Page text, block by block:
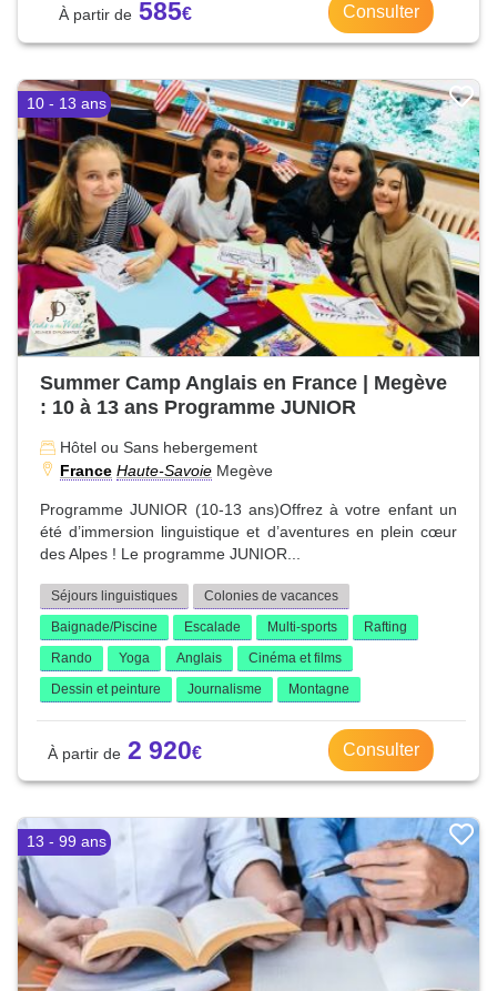
585 Consulter
10 - 13 ans
Summer Camp Anglais en France | Megève
: 10 à 13 ans Programme JUNIOR
Hôtel ou Sans hebergement
France Haute-Savoie Megève
Programme JUNIOR (10-13 ans)Offrez à votre enfant un
été d’immersion linguistique et d’aventures en plein cœur
des Alpes ! Le programme JUNIOR...
Séjours linguistiques
Colonies de vacances
Baignade/Piscine
Escalade Multi-sports
Rafting
Rando
Yoga Anglais
Cinéma et films
Dessin et peinture
Journalisme Montagne
2 920 Consulter
13 - 99 ans